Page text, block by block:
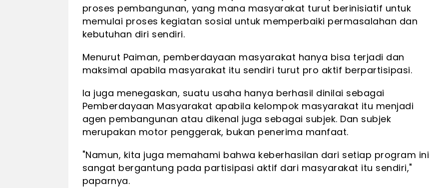
proses pembangunan, yang mana masyarakat turut berinisiatif untuk
memulai proses kegiatan sosial untuk memperbaiki permasalahan dan
kebutuhan diri sendiri.
Menurut Paiman, pemberdayaan masyarakat hanya bisa terjadi dan
maksimal apabila masyarakat itu sendiri turut pro aktif berpartisipasi.
Ia juga menegaskan, suatu usaha hanya berhasil dinilai sebagai
Pemberdayaan Masyarakat apabila kelompok masyarakat itu menjadi
agen pembangunan atau dikenal juga sebagai subjek. Dan subjek
merupakan motor penggerak, bukan penerima manfaat.
"Namun, kita juga memahami bahwa keberhasilan dari setiap program ini
sangat bergantung pada partisipasi aktif dari masyarakat itu sendiri,"
paparnya.